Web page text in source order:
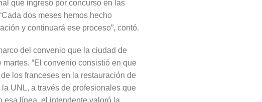
que ingresó por concurso en las
dos meses hemos hecho
y continuará ese proceso”, contó.
del convenio que la ciudad de
“El convenio consistió en que
los franceses en la restauración de
UNL, a través de profesionales que